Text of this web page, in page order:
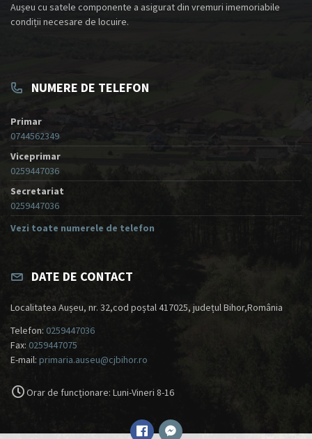
Aușeu cu satele componente a asigurat din vremuri imemoriabile
condiții necesare de locuire.
NUMERE DE TELEFON
Primar
0744562349
Viceprimar
0259447036
Secretariat
0259447036
Vezi toate numerele de telefon
DATE DE CONTACT
Localitatea Aușeu, nr. 32,cod poștal 417025, județul Bihor,România
Telefon: 0259447036
Fax: 0259447075
E-mail: primaria.auseu@cjbihor.ro
Orar de funcționare: Luni-Vineri 8-16